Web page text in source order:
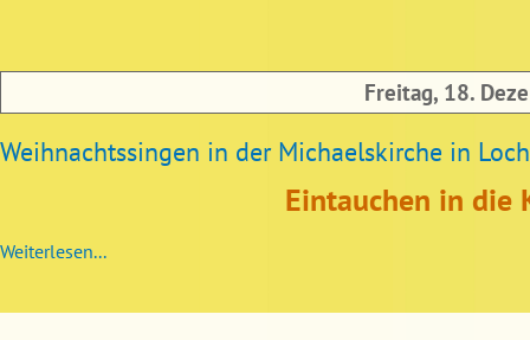
Freitag, 18.
Weihnachtssingen in der Michaelskirche in
Eintauchen in die
Weiterlesen...